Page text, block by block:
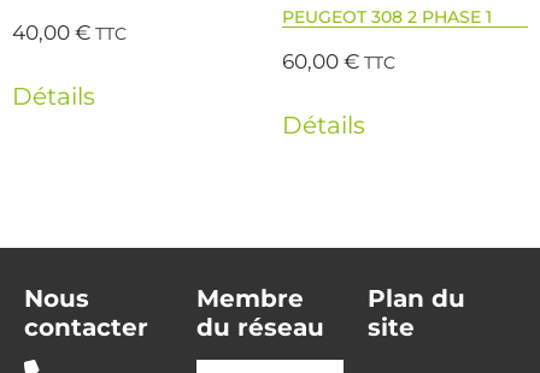
40,00€ TTC
Détails
PEUGEOT 308 2 PHASE 1
60,00€ TTC
Détails
Nous
contacter
Membre
du réseau
Plan du
site